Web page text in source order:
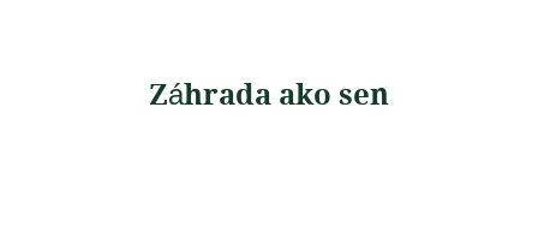
Záhrada ako sen